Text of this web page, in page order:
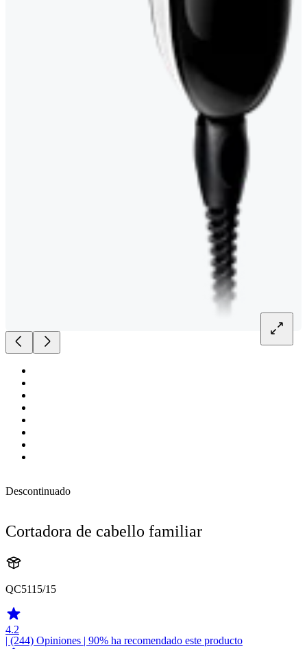
Descontinuado
Cortadora de cabello familiar
QC5115/15
4.2
| (244) Opiniones | 90% ha recomendado este producto